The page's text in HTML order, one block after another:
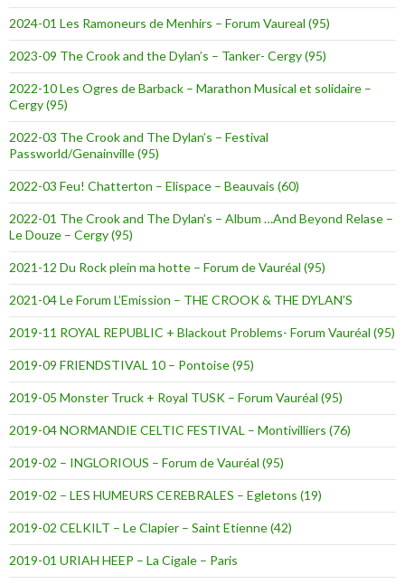
2024-01 Les Ramoneurs de Menhirs – Forum Vaureal (95)
2023-09 The Crook and the Dylan’s – Tanker- Cergy (95)
2022-10 Les Ogres de Barback – Marathon Musical et solidaire –
Cergy (95)
2022-03 The Crook and The Dylan’s – Festival
Passworld/Genainville (95)
2022-03 Feu! Chatterton – Elispace – Beauvais (60)
2022-01 The Crook and The Dylan’s – Album …And Beyond Relase –
Le Douze – Cergy (95)
2021-12 Du Rock plein ma hotte – Forum de Vauréal (95)
2021-04 Le Forum L’Emission – THE CROOK & THE DYLAN’S
2019-11 ROYAL REPUBLIC + Blackout Problems- Forum Vauréal (95)
2019-09 FRIENDSTIVAL 10 – Pontoise (95)
2019-05 Monster Truck + Royal TUSK – Forum Vauréal (95)
2019-04 NORMANDIE CELTIC FESTIVAL – Montivilliers (76)
2019-02 – INGLORIOUS – Forum de Vauréal (95)
2019-02 – LES HUMEURS CEREBRALES – Egletons (19)
2019-02 CELKILT – Le Clapier – Saint Etienne (42)
2019-01 URIAH HEEP – La Cigale – Paris